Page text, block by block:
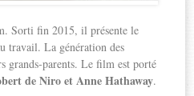
Sorti fin 2015, il présente le
travail. La génération des
grands-parents. Le film est porté
de Niro et Anne Hathaway.